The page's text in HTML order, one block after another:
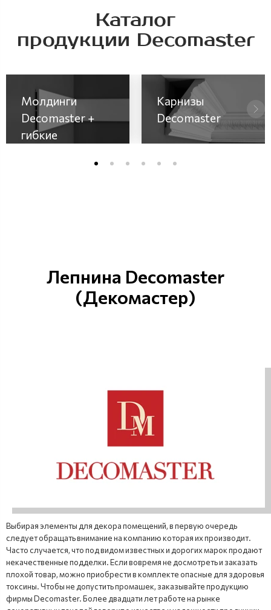
Каталог
продукции Decomaster
Молдинги
Decomaster +
гибкие
Карнизы
Decomaster
Лепнина Decomaster
(Декомастер)
Выбирая элементы для декора помещений, в первую очередь
следует обращать внимание на компанию которая их производит.
Часто случается, что под видом известных и дорогих марок продают
некачественные подделки. Если вовремя не досмотреть и заказать
плохой товар, можно приобрести в комплекте опасные для здоровья
токсины. Чтобы не допустить промашек, заказывайте продукцию
фирмы Decomaster. Более двадцати лет работе на рынке